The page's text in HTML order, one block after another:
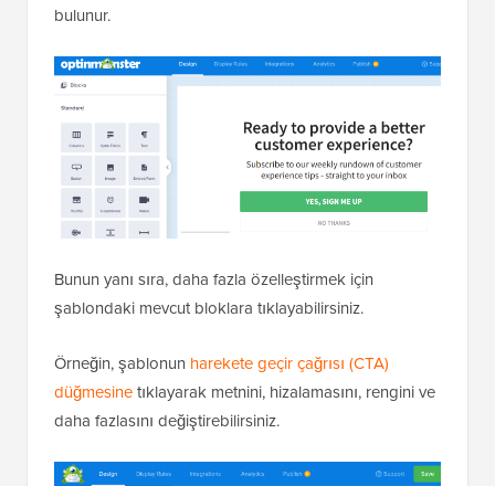
bulunur.
Bunun yanı sıra, daha fazla özelleştirmek için
şablondaki mevcut bloklara tıklayabilirsiniz.
Örneğin, şablonun harekete geçir çağrısı (CTA)
düğmesinetıklayarak metnini, hizalamasını, rengini ve
daha fazlasını değiştirebilirsiniz.